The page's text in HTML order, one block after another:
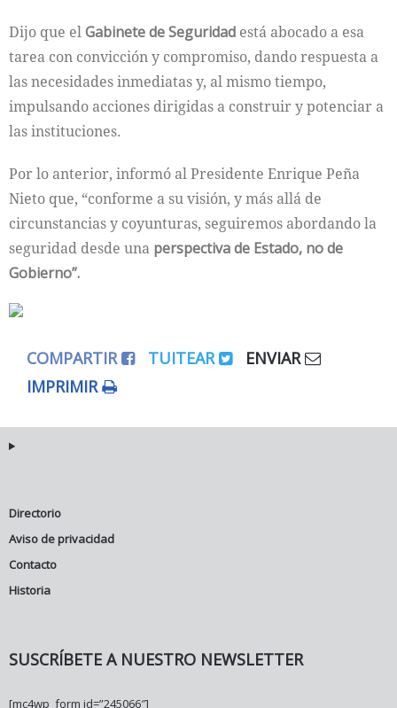
Dijo que elGabinete de Seguridad está abocado a esa
tarea con convicción y compromiso, dando respuesta a
las necesidades inmediatas y, al mismo tiempo,
impulsando acciones dirigidas a construir y potenciar a
las instituciones.
Por lo anterior, informó al Presidente Enrique Peña
Nieto que, “conforme a su visión, y más allá de
circunstancias y coyunturas, seguiremos abordando la
seguridad desde una perspectiva de Estado, no de
Gobierno”.
COMPARTIR TUITEAR
ENVIAR
IMPRIMIR
Directorio
Aviso de privacidad
Contacto
Historia
SUSCRÍBETE A NUESTRO NEWSLETTER
[mc4wp_form id=”245066″]